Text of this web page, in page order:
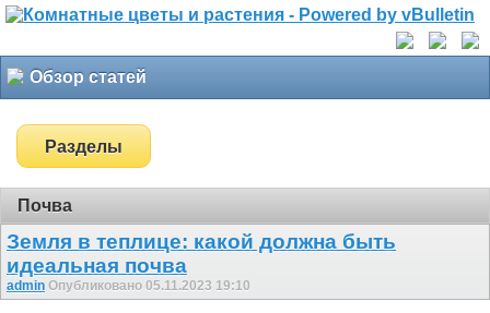
Обзор статей
Разделы
Почва
Земля в теплице: какой должна быть
идеальная почва
admin Опубликовано 05.11.2023 19:10